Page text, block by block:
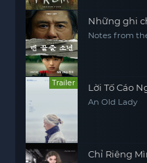
Những ghi
Notes from
Trailer Lời Tố Cáo
An Old Lady
Chỉ Riêng